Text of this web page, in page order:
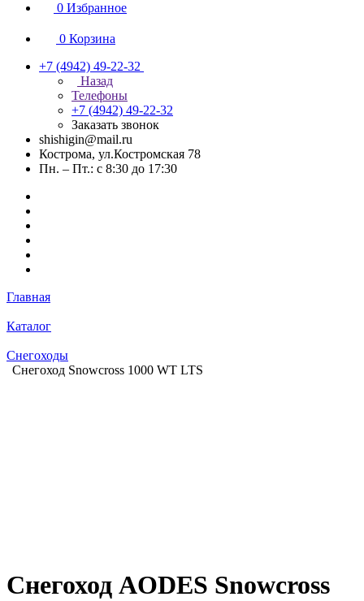
0 Избранное
0 Корзина
+7 (4942) 49-22-32
Назад
Телефоны
+7 (4942) 49-22-32
Заказать звонок
shishigin@mail.ru
Кострома, ул.Костромская 78
Пн. – Пт.: с 8:30 до 17:30
Главная
Каталог
Снегоходы
Снегоход Snowcross 1000 WT LTS
Снегоход AODES Snowcross